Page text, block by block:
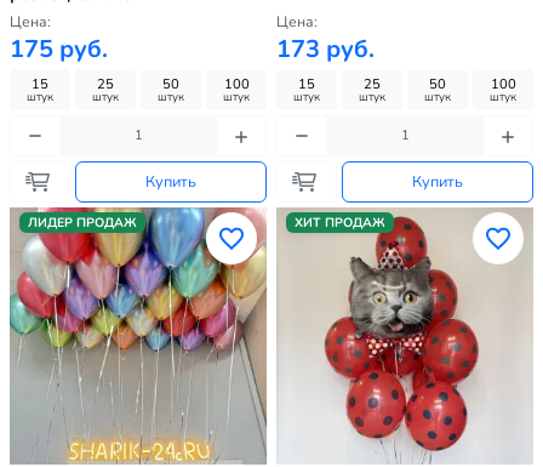
Цена:
175 руб.
15
штук
25
штук
50
штук
100
штук
Купить
Цена:
173 руб.
15
штук
25
штук
50
штук
100
штук
Купить
ЛИДЕР ПРОДАЖ ХИТ ПРОДАЖ